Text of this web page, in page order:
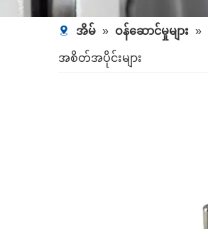
အိမ် » ဝန်ဆောင်မှုများ »
အစိတ်အပိုင်းများ